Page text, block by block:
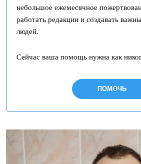
небольшое ежемесячное
работать редакции и создавать
людей.
Сейчас ваша помощь нужна как
ПОМОЧЬ